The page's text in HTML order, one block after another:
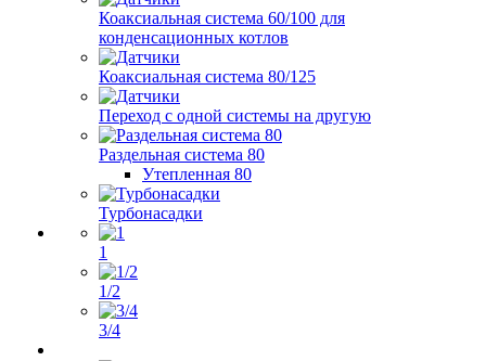
Коаксиальная система 60/100 для
конденсационных котлов
Коаксиальная система 80/125
Переход с одной системы на другую
Раздельная система 80
Утепленная 80
Турбонасадки
1
1/2
3/4